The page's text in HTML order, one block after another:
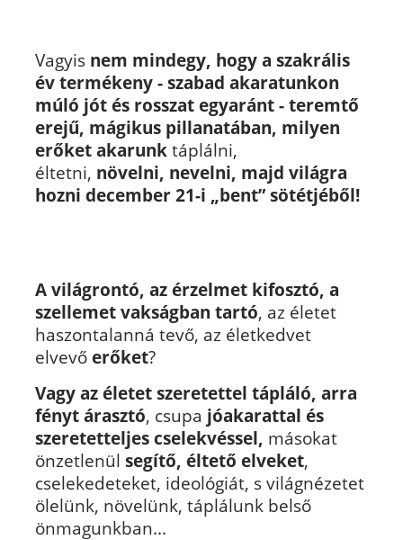
Vagyisnem mindegy, hogy a szakrális
év termékeny - szabad akaratunkon
múló jót és rosszat egyaránt - teremtő
erejű, mágikus pillanatában, milyen
erőket akarunktáplálni,
éltetni, növelni, nevelni, majd világra
hozni december 21-i „bent” sötétjéből!
A világrontó, az érzelmet kifosztó, a
szellemet vakságban tartó, az életet
haszontalanná tevő, az életkedvet
elvevő erőket?
Vagy az életet szeretettel tápláló, arra
fényt árasztó, csupa jóakarattal és
szeretetteljes cselekvéssel, másokat
önzetlenül segítő, éltető elveket,
cselekedeteket, ideológiát, s világnézetet
ölelünk, növelünk, táplálunk belső
önmagunkban...